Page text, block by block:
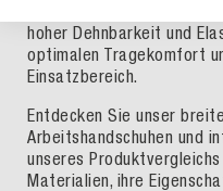
hoher Dehnbarkeit und
optimalen Tragekomfort
Einsatzbereich.
Entdecken Sie unser
Arbeitshandschuhen und
unseres
Materialien, ihre